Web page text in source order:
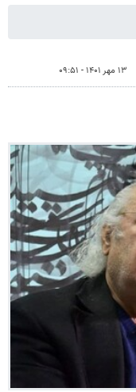
۱۳ مهر ۱۴۰۱ - ۰۹:۵۱